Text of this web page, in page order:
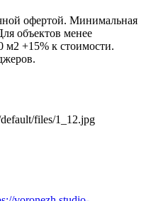
офертой. Минимальная
объектов менее
м2 +15% к стоимости.
files/1_12.jpg